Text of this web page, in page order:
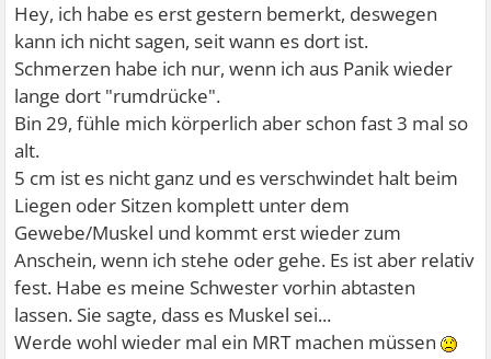
Hey, ich habe es erst gestern bemerkt, deswegen
kann ich nicht sagen, seit wann es dort ist.
Schmerzen habe ich nur, wenn ich aus Panik wieder
lange dort "rumdrücke".
Bin 29, fühle mich körperlich aber schon fast 3 mal so
alt.
5 cm ist es nicht ganz und es verschwindet halt beim
Liegen oder Sitzen komplett unter dem
Gewebe/Muskel und kommt erst wieder zum
Anschein, wenn ich stehe oder gehe. Es ist aber relativ
fest. Habe es meine Schwester vorhin abtasten
lassen. Sie sagte, dass es Muskel sei...
Werde wohl wieder mal ein MRT machen müssen